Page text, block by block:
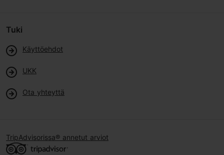
Tuki
Käyttöehdot
UKK
Ota yhteyttä
TripAdvisorissa® annetut arviot